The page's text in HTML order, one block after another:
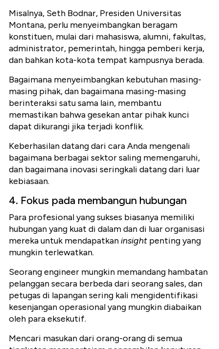
Misalnya, Seth Bodnar, Presiden Universitas
Montana, perlu menyeimbangkan beragam
konstituen, mulai dari mahasiswa, alumni, fakultas,
administrator, pemerintah, hingga pemberi kerja,
dan bahkan kota-kota tempat kampusnya berada.
Bagaimana menyeimbangkan kebutuhan masing-
masing pihak, dan bagaimana masing-masing
berinteraksi satu sama lain, membantu
memastikan bahwa gesekan antar pihak kunci
dapat dikurangi jika terjadi konflik.
Keberhasilan datang dari cara Anda mengenali
bagaimana berbagai sektor saling memengaruhi,
dan bagaimana inovasi seringkali datang dari luar
kebiasaan.
4. Fokus pada membangun hubungan
Para profesional yang sukses biasanya memiliki
hubungan yang kuat di dalam dan di luar organisasi
mereka untuk mendapatkaninsight penting yang
mungkin terlewatkan.
Seorang engineer mungkin memandang hambatan
pelanggan secara berbeda dari seorang sales, dan
petugas di lapangan sering kali mengidentifikasi
kesenjangan operasional yang mungkin diabaikan
oleh para eksekutif.
Mencari masukan dari orang-orang di semua